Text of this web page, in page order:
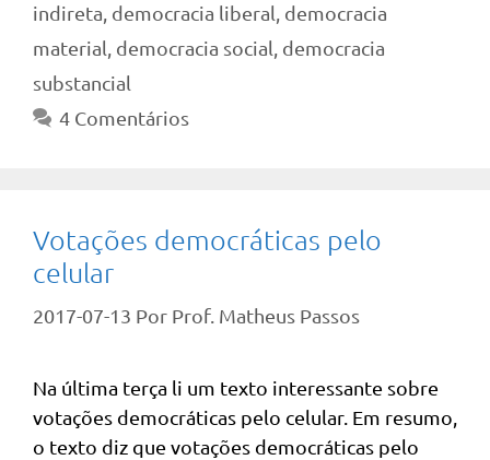
indireta, democracia liberal, democracia
material, democracia social, democracia
substancial
4 Comentários
Votações democráticas pelo
celular
2017-07-13 Por Prof. Matheus Passos
Na última terça li um texto interessante sobre
votações democráticas pelo celular. Em resumo,
o texto diz que votações democráticas pelo